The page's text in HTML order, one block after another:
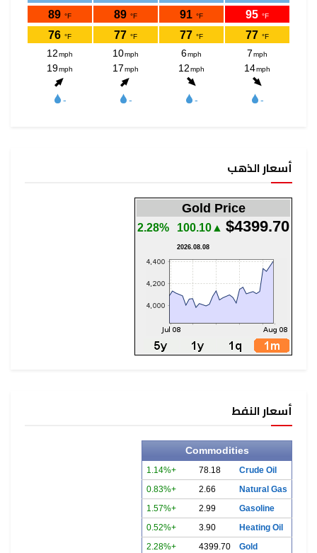
أسعار الذهب
Gold Price
$4399.70
▲100.10
2.28%
2026.08.08
أسعار النفط
Commodities
Crude Oil
78.18
+1.14%
Natural Gas
2.66
+0.83%
Gasoline
2.99
+1.57%
Heating Oil
3.90
+0.52%
Gold
4399.70
+2.28%